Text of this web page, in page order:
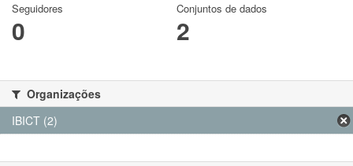
Seguidores
0
Conjuntos de dados
2
Organizações
IBICT (2)